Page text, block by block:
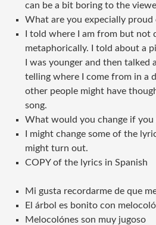
can be a bit boring to the
What are you expecially proud
I told where I am from but not
metaphorically. I told about a
I was younger and then talked
telling where I come from in a
other people might have
song.
What would you change if you
I might change some of the
might turn out.
COPY of the lyrics in Spanish
Mi gusta recordarme de que
El árbol es bonito con
Melocolónes son muy jugoso